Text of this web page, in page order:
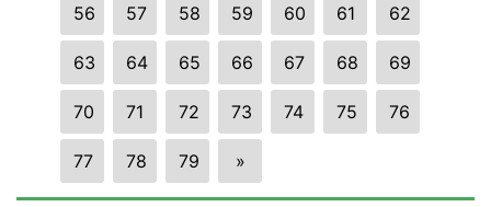
56 57 58 59 60 61 62
63 64 65 66 67 68 69
70 71 72 73 74 75 76
77 78 79 »